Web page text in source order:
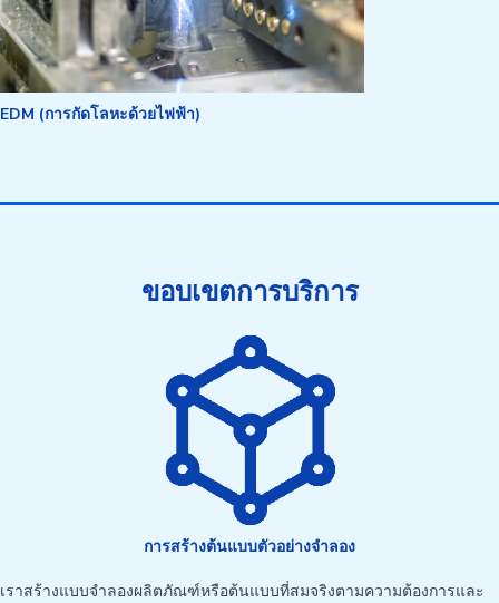
EDM (การกัดโลหะด้วยไฟฟ้า)
ขอบเขตการบริการ
การสร้างต้นแบบตัวอย่างจำลอง
เราสร้างแบบจำลองผลิตภัณฑ์หรือต้นแบบที่สมจริงตามความต้องการและ